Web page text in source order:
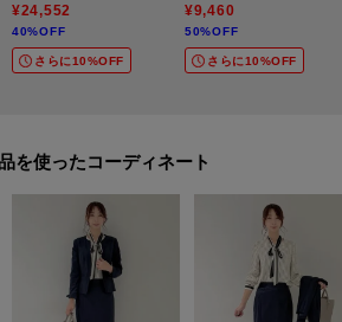
¥24,552
40%OFF
さらに10%OFF
¥9,460
50%OFF
さらに10%OFF
を使った